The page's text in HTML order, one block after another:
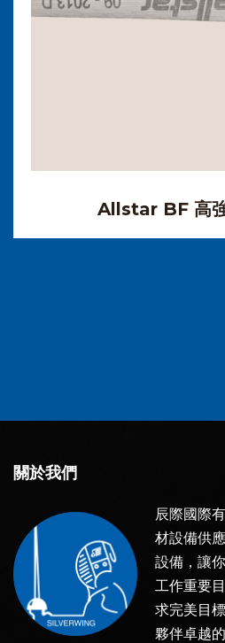
Allstar BF 高
關於我們
辰際國際
材設備供
設備，讓
工作重要
求完美目
夥伴卓越